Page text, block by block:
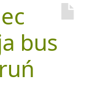
bus